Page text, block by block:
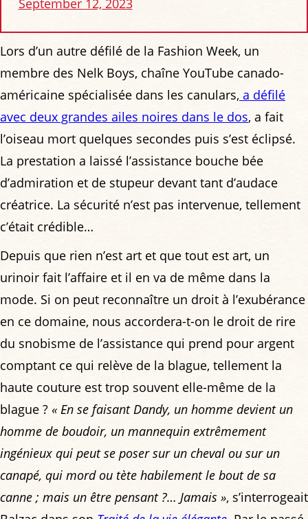
September 12, 2023
Lors d’un autre défilé de la Fashion Week, un
membre des Nelk Boys, chaîne YouTube canado-
américaine spécialisée dans les canulars, a défilé
avec deux grandes ailes noires dans le dos, a fait
l’oiseau mort quelques secondes puis s’est éclipsé.
La prestation a laissé l’assistance bouche bée
d’admiration et de stupeur devant tant d’audace
créatrice. La sécurité n’est pas intervenue, tellement
c’était crédible…
Depuis que rien n’est art et que tout est art, un
urinoir fait l’affaire et il en va de même dans la
mode. Si on peut reconnaître un droit à l’exubérance
en ce domaine, nous accordera-t-on le droit de rire
du snobisme de l’assistance qui prend pour argent
comptant ce qui relève de la blague, tellement la
haute couture est trop souvent elle-même de la
blague ? « En se faisant Dandy, un homme devient un
homme de boudoir, un mannequin extrêmement
ingénieux qui peut se poser sur un cheval ou sur un
canapé, qui mord ou tète habilement le bout de sa
canne ; mais un être pensant ?… Jamais », s’interrogeait